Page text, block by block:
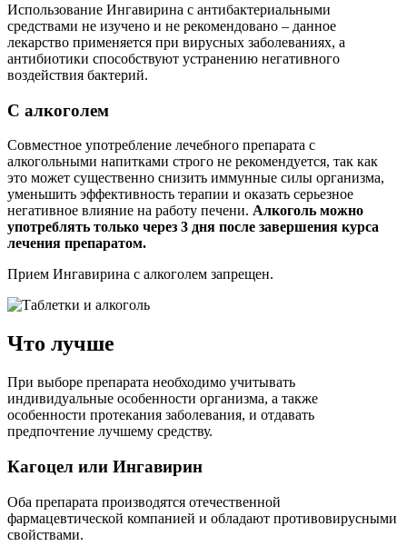
Использование Ингавирина с антибактериальными
средствами не изучено и не рекомендовано – данное
лекарство применяется при вирусных заболеваниях, а
антибиотики способствуют устранению негативного
воздействия бактерий.
С алкоголем
Совместное употребление лечебного препарата с
алкогольными напитками строго не рекомендуется, так как
это может существенно снизить иммунные силы организма,
уменьшить эффективность терапии и оказать серьезное
негативное влияние на работу печени. Алкоголь можно
употреблять только через 3 дня после завершения курса
лечения препаратом.
Прием Ингавирина с алкоголем запрещен.
Что лучше
При выборе препарата необходимо учитывать
индивидуальные особенности организма, а также
особенности протекания заболевания, и отдавать
предпочтение лучшему средству.
Кагоцел или Ингавирин
Оба препарата производятся отечественной
фармацевтической компанией и обладают противовирусными
свойствами.